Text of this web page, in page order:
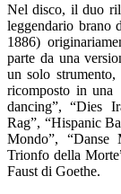
Nel disco, il duo
leggendario brano
1886)
parte da una
un solo
ricomposto in
dancing”, “Dies
Rag”, “Hispanic
Mondo”, “Danse
Trionfo della
Faust di Goethe.